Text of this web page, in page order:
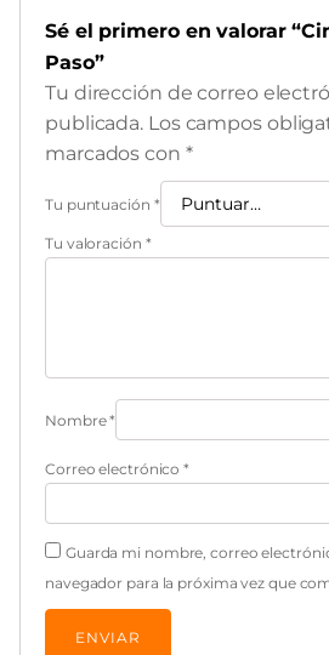
Sé el primero en valorar
Paso”
Tu dirección de correo
publicada. Los campos
marcados con *
Tu puntuación *
Tu valoración *
Nombre*
Correo electrónico*
Guarda mi nombre, correo
navegador para la próxima vez que